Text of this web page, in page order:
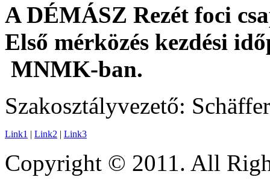
A DÉMÁSZ Rezét foci
Első mérközés kezdési
MNMK-ban.
Szakosztályvezető:
Link1 | Link2 | Link3
Copyright © 2011. All